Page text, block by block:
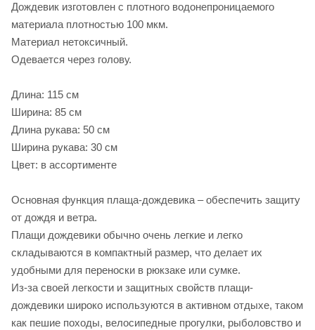
Дождевик изготовлен с плотного водонепроницаемого
материала плотностью 100 мкм.
Материал нетоксичный.
Одевается через голову.
Длина: 115 см
Ширина: 85 см
Длина рукава: 50 см
Ширина рукава: 30 см
Цвет: в ассортименте
Основная функция плаща-дождевика – обеспечить защиту
от дождя и ветра.
Плащи дождевики обычно очень легкие и легко
складываются в компактный размер, что делает их
удобными для переноски в рюкзаке или сумке.
Из-за своей легкости и защитных свойств плащи-
дождевики широко используются в активном отдыхе, таком
как пешие походы, велосипедные прогулки, рыболовство и